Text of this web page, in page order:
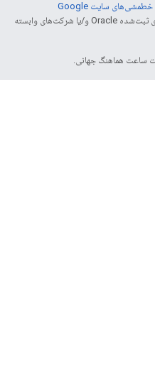
خطمشی‌های سایت Google
مراجعه کنید. جاوا علامت تجاری ثبت‌شده Oracle و/یا شرکت‌های وابسته